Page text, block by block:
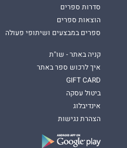
סדרות ספרים
הוצאות ספרים
ספרים במבצעים ושיתופי פעולה
קניה באתר - שו"ת
איך לרכוש ספר באתר
GIFT CARD
ביטול עסקה
אינדיבלוג
הצהרת נגישות